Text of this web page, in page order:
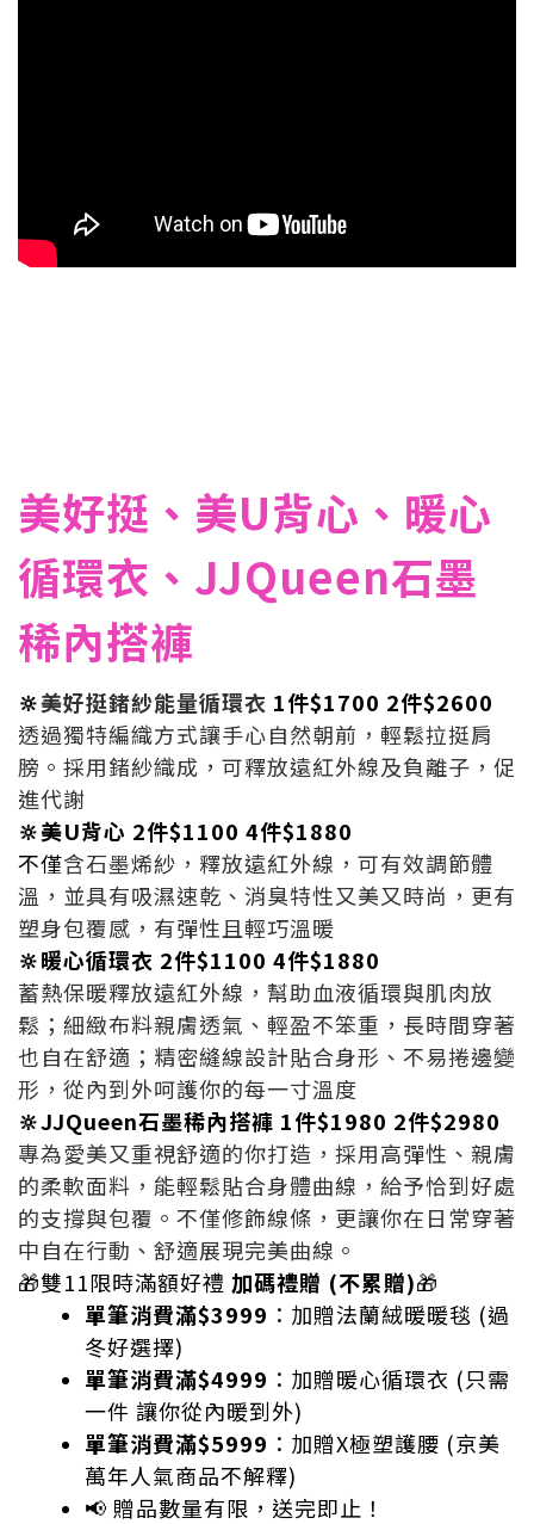
美好挺、美U背心、暖心
循環衣、JJQueen石墨
稀內搭褲
🔆美好挺鍺紗能量循環衣 1件$1700 2件$2600
透過獨特編織方式讓手心自然朝前，輕鬆拉挺肩
膀。採用鍺紗織成，可釋放遠紅外線及負離子，促
進代謝
🔆美U背心 2件$1100 4件$1880
不僅含石墨烯紗，釋放遠紅外線，可有效調節體
溫，並具有吸濕速乾、消臭特性又美又時尚，更有
塑身包覆感，有彈性且輕巧溫暖
🔆暖心循環衣 2件$1100 4件$1880
蓄熱保暖釋放遠紅外線，幫助血液循環與肌肉放
鬆；細緻布料親膚透氣、輕盈不笨重，長時間穿著
也自在舒適；精密縫線設計貼合身形、不易捲邊變
形，從內到外呵護你的每一寸溫度
🔆JJQueen石墨稀內搭褲 1件$1980 2件$2980
專為愛美又重視舒適的你打造，採用高彈性、親膚
的柔軟面料，能輕鬆貼合身體曲線，給予恰到好處
的支撐與包覆。不僅修飾線條，更讓你在日常穿著
中自在行動、舒適展現完美曲線。
🎁雙11限時滿額好禮 加碼禮贈 (不累贈)🎁
單筆消費滿$3999 ：加贈法蘭絨暖暖毯 (過
冬好選擇)
單筆消費滿$4999 ：加贈暖心循環衣 (只需
一件 讓你從內暖到外)
單筆消費滿$5999 ：加贈X極塑護腰 (京美
萬年人氣商品不解釋)
📢 贈品數量有限，送完即止！